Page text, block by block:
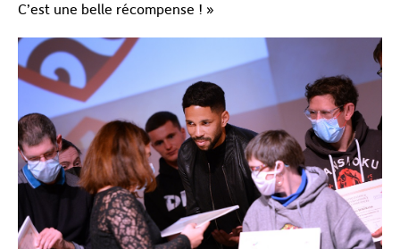
C’est une belle récompense ! »